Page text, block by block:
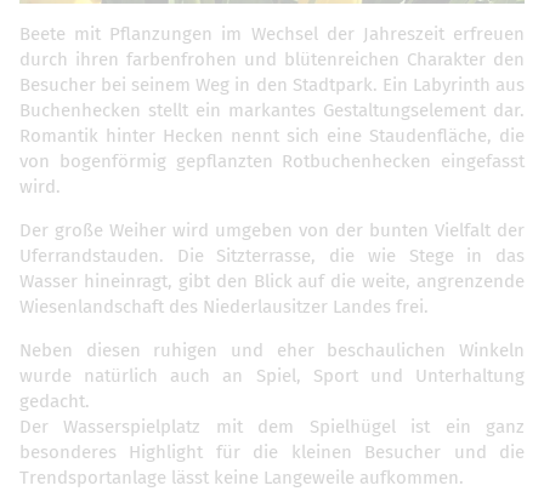
Beete mit Pflanzungen im Wechsel der Jahreszeit erfreuen
durch ihren farbenfrohen und blütenreichen Charakter den
Besucher bei seinem Weg in den Stadtpark. Ein Labyrinth aus
Buchenhecken stellt ein markantes Gestaltungselement dar.
Romantik hinter Hecken nennt sich eine Staudenfläche, die
von bogenförmig gepflanzten Rotbuchenhecken eingefasst
wird.
Der große Weiher wird umgeben von der bunten Vielfalt der
Uferrandstauden. Die Sitzterrasse, die wie Stege in das
Wasser hineinragt, gibt den Blick auf die weite, angrenzende
Wiesenlandschaft des Niederlausitzer Landes frei.
Neben diesen ruhigen und eher beschaulichen Winkeln
wurde natürlich auch an Spiel, Sport und Unterhaltung
gedacht.
Der Wasserspielplatz mit dem Spielhügel ist ein ganz
besonderes Highlight für die kleinen Besucher und die
Trendsportanlage lässt keine Langeweile aufkommen.